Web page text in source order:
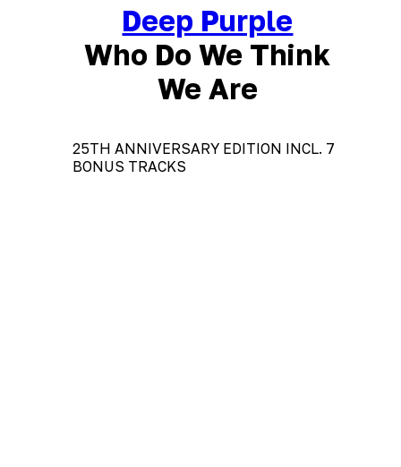
Deep Purple
Who Do We Think
We Are
25TH ANNIVERSARY EDITION INCL. 7
BONUS TRACKS